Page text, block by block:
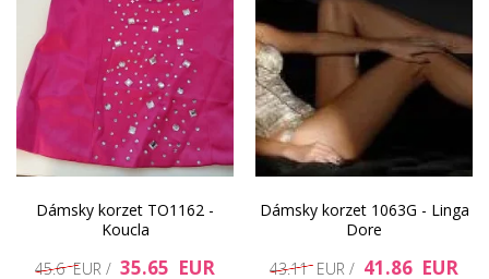
Dámsky korzet TO1162 -
Koucla
45.6 EUR / 35.65 EUR
Dámsky korzet 1063G - Linga
Dore
43.11 EUR / 41.86 EUR